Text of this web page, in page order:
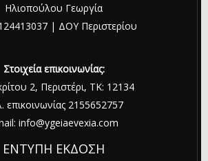
Ηλιοπούλου Γεωργία
| ΔΟΥ Περιστερίου
Στοιχεία επικοινωνίας:
2, Περιστέρι, ΤΚ: 12134
επικοινωνίας 2155652757
info@ygeiaevexia.com
ΕΝΤΥΠΗ ΕΚΔΟΣΗ